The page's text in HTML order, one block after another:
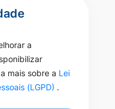
a
mais sobre a Lei
(LGPD) .